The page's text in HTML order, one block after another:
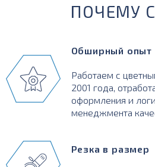
ПОЧЕМУ
Обширный опыт
Работаем с
2001 года,
оформления и
менеджмента
Резка в размер